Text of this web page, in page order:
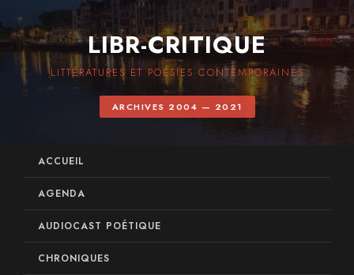
LIBR-CRITIQUE
LITTÉRATURES ET POÉSIES CONTEMPORAINES
ARCHIVES 2004 — 2021
ACCUEIL
AGENDA
AUDIOCAST POÉTIQUE
CHRONIQUES